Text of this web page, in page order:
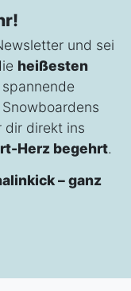
und sei
heißesten
dir direkt ins
Herz begehrt.
– ganz